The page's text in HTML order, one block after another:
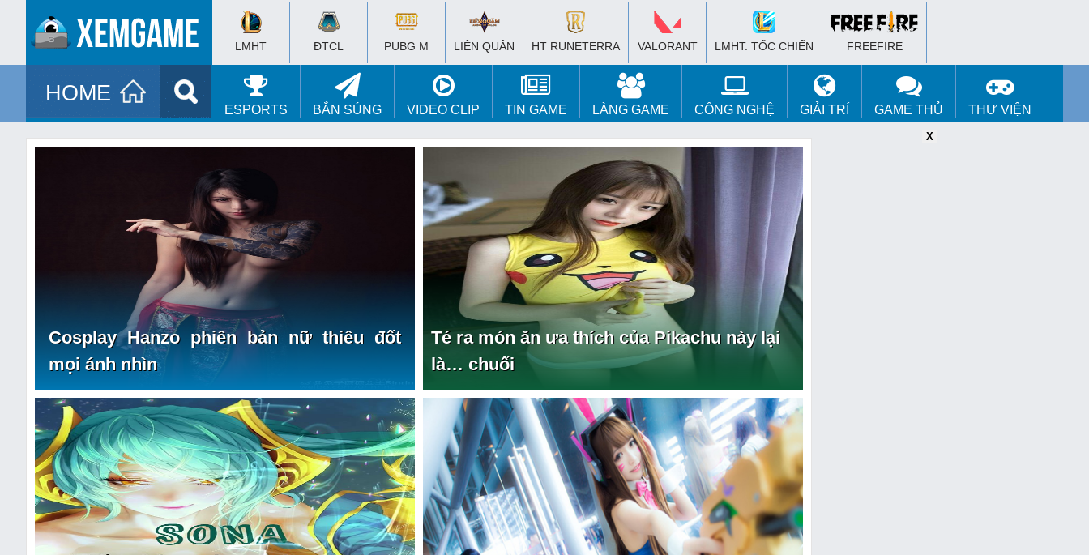
LMHT ĐTCL PUBG M LIÊN QUÂN HT RUNETERRA VALORANT LMHT: TỐC CHIẾN FREEFIRE
HOME
ESPORTS BẮN SÚNG VIDEO CLIP TIN GAME LÀNG GAME CÔNG NGHỆ GIẢI TRÍ GAME THỦ THƯ VIỆN
X
Cosplay Hanzo phiên bản nữ thiêu đốt
mọi ánh nhìn
Té ra món ăn ưa thích của Pikachu này lại
là… chuối